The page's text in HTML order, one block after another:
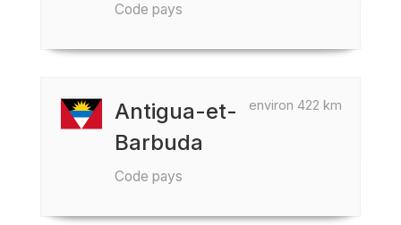
Code pays
environ 422 km
Antigua-et-
Barbuda
Code pays